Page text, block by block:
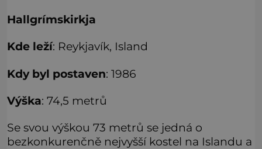
Hallgrímskirkja
Kde leží: Reykjavík, Island
Kdy byl postaven: 1986
Výška: 74,5 metrů
Se svou výškou 73 metrů se jedná o
bezkonkurenčně nejvyšší kostel na Islandu a